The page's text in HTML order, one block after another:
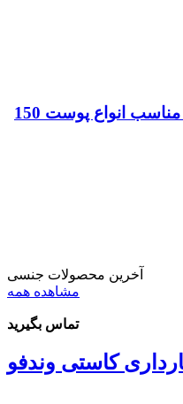
سافت واش ضد قارچ دئودراگ مناسب انواع پوست 150
آخرین محصولات جنسی
مشاهده همه
تماس بگیرید
کاستی وندفو